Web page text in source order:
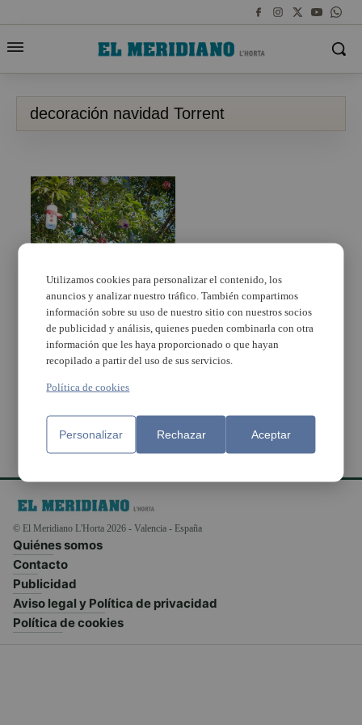
decoración navidad Torrent
Torrent llena de magia
sus ficus con los
adornos navideños
elaborados por 144
escolares de cuatro
centros educativos
© El Meridiano L'Horta 2026 - Valencia - España
Quiénes somos
Contacto
Publicidad
Aviso legal y Política de privacidad
Política de cookies
Utilizamos cookies para personalizar el contenido, los
anuncios y analizar nuestro tráfico. También compartimos
información sobre su uso de nuestro sitio con nuestros socios
de publicidad y análisis, quienes pueden combinarla con otra
información que les haya proporcionado o que hayan
recopilado a partir del uso de sus servicios.
Política de cookies
Personalizar Rechazar Aceptar